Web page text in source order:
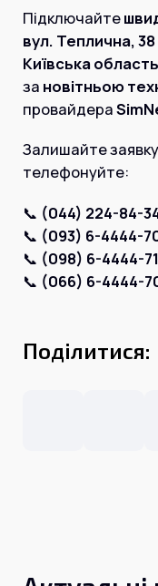
Інтернет+ТБ
Домофонія
Відеонагляд
Про нас
Допомога
Контакти
Інше
Для дому
Для бізнесу
Карта
Магазин
Загальні
корпус А, 3
Підключайте
вул. Теплична,
Київська область
за новітньою
провайдера
Залишайте
телефонуйте:
📞 (044) 224-84-
📞 (093) 6-4444-
📞 (098) 6-4444-71
📞 (066) 6-4444-
Поділитися: